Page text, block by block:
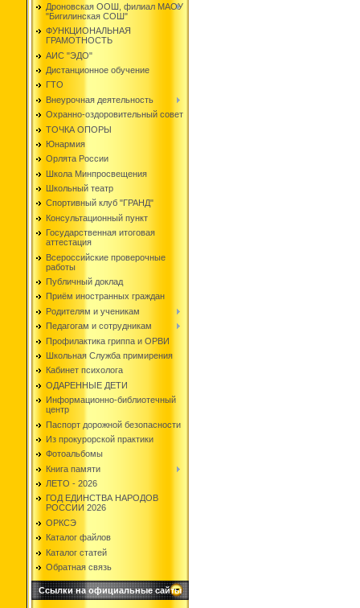
Дроновская ООШ, филиал МАОУ
"Бигилинская СОШ"
ФУНКЦИОНАЛЬНАЯ
ГРАМОТНОСТЬ
АИС "ЭДО"
Дистанционное обучение
ГТО
Внеурочная деятельность
Охранно-оздоровительный совет
ТОЧКА ОПОРЫ
Юнармия
Орлята России
Школа Минпросвещения
Школьный театр
Спортивный клуб "ГРАНД"
Консультационный пункт
Государственная итоговая
аттестация
Всероссийские проверочные
работы
Публичный доклад
Приём иностранных граждан
Родителям и ученикам
Педагогам и сотрудникам
Профилактика гриппа и ОРВИ
Школьная Служба примирения
Кабинет психолога
ОДАРЕННЫЕ ДЕТИ
Информационно-библиотечный
центр
Паспорт дорожной безопасности
Из прокурорской практики
Фотоальбомы
Книга памяти
ЛЕТО - 2026
ГОД ЕДИНСТВА НАРОДОВ
РОССИИ 2026
ОРКСЭ
Каталог файлов
Каталог статей
Обратная связь
Ссылки на официальные сайты